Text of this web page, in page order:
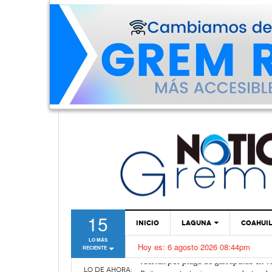
15
LO MÁS
RECIENTE
INICIO LAGUNA
TORREÓN
GÓMEZ PALACIO
Hoy es: 6 agosto 2026 08:44pm
LO DE AHORA:
Alertan por plaga de garrapatas en